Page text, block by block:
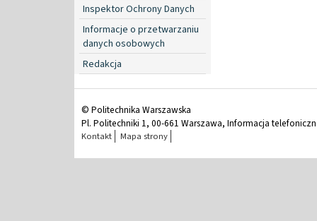
Inspektor Ochrony Danych
Informacje o przetwarzaniu
danych osobowych
Redakcja
© Politechnika Warszawska
Pl. Politechniki 1, 00-661 Warszawa, Informacja
Kontakt Mapa strony